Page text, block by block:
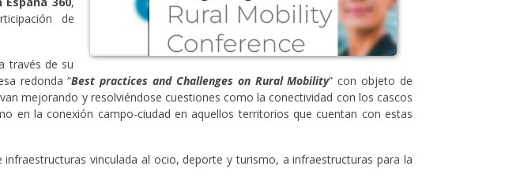
de
través de su
redonda “Best practices and Challenges on Rural Mobility” con objeto de
mejorando y resolviéndose cuestiones como la conectividad con los cascos
en la conexión campo-ciudad en aquellos territorios que cuentan con estas
vinculada al ocio, deporte y turismo, a infraestructuras para la